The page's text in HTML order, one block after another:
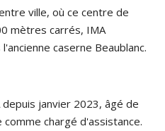
ville, où ce centre de
mètres carrés, IMA
caserne Beaublanc.
janvier 2023, âgé de
chargé d'assistance.